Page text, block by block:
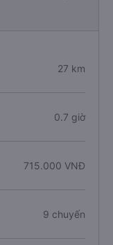
27 km
0.7 giờ
715.000 VNĐ
9 chuyến